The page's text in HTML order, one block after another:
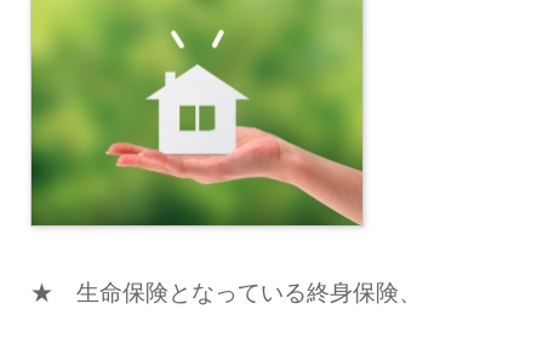
★ 生命保険となっている終身保険、